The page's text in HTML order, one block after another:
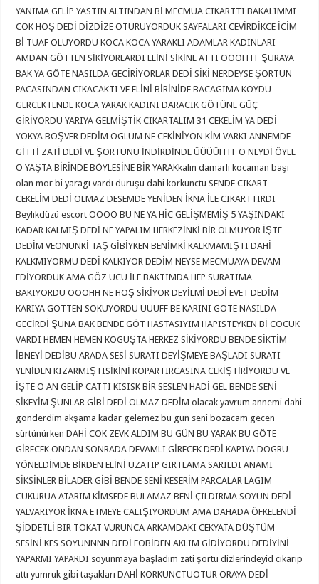
YANIMA GELİP YASTIN ALTINDAN Bİ MECMUA CIKARTTI BAKALIMMI
COK HOŞ DEDİ DİZDİZE OTURUYORDUK SAYFALARI CEVİRDİKCE İCİM
Bİ TUAF OLUYORDU KOCA KOCA YARAKLI ADAMLAR KADINLARI
AMDAN GÖTTEN SİKİYORLARDI ELİNİ SİKİNE ATTI OOOFFFF ŞURAYA
BAK YA GÖTE NASILDA GECİRİYORLAR DEDİ SİKİ NERDEYSE ŞORTUN
PACASINDAN CIKACAKTI VE ELİNİ BİRİNİDE BACAGIMA KOYDU
GERCEKTENDE KOCA YARAK KADINI DARACIK GÖTÜNE GÜÇ
GİRİYORDU YARIYA GELMİŞTİK CIKARTALIM 31 CEKELİM YA DEDİ
YOKYA BOŞVER DEDİM OGLUM NE CEKİNİYON KİM VARKI ANNEMDE
GİTTİ ZATİ DEDİ VE ŞORTUNU İNDİRDİNDE ÜÜÜÜFFFF O NEYDİ ÖYLE
O YAŞTA BİRİNDE BÖYLESİNE BİR YARAKkalın damarlı kocaman başı
olan mor bi yaragı vardı duruşu dahi korkunctu SENDE CIKART
CEKELİM DEDİ OLMAZ DESEMDE YENİDEN İKNA İLE CIKARTTIRDI
Beylikdüzü escort OOOO BU NE YA HİC GELİŞMEMİŞ 5 YAŞINDAKI
KADAR KALMIŞ DEDİ NE YAPALIM HERKEZİNKİ BİR OLMUYOR İŞTE
DEDİM VEONUNKİ TAŞ GİBİYKEN BENİMKİ KALKMAMIŞTI DAHİ
KALKMIYORMU DEDİ KALKIYOR DEDİM NEYSE MECMUAYA DEVAM
EDİYORDUK AMA GÖZ UCU İLE BAKTIMDA HEP SURATIMA
BAKIYORDU OOOHH NE HOŞ SİKİYOR DEYİLMİ DEDİ EVET DEDİM
KARIYA GÖTTEN SOKUYORDU ÜÜÜFF BE KARINI GÖTE NASILDA
GECİRDİ ŞUNA BAK BENDE GÖT HASTASIYIM HAPISTEYKEN Bİ COCUK
VARDI HEMEN HEMEN KOGUŞTA HERKEZ SİKİYORDU BENDE SİKTİM
İBNEYİ DEDİBU ARADA SESİ SURATI DEYİŞMEYE BAŞLADI SURATI
YENİDEN KIZARMIŞTISİKİNİ KOPARTIRCASINA CEKİŞTİRİYORDU VE
İŞTE O AN GELİP CATTI KISISK BİR SESLEN HADİ GEL BENDE SENİ
SİKEYİM ŞUNLAR GİBİ DEDİ OLMAZ DEDİM olacak yavrum annemi dahi
gönderdim akşama kadar gelemez bu gün seni bozacam gecen
sürtünürken DAHİ COK ZEVK ALDIM BU GÜN BU YARAK BU GÖTE
GİRECEK ONDAN SONRADA DEVAMLI GİRECEK DEDİ KAPIYA DOGRU
YÖNELDİMDE BİRDEN ELİNİ UZATIP GIRTLAMA SARILDI ANAMI
SİKSİNLER BİLADER GİBİ BENDE SENİ KESERİM PARCALAR LAGIM
CUKURUA ATARIM KİMSEDE BULAMAZ BENİ ÇILDIRMA SOYUN DEDİ
YALVARIYOR İKNA ETMEYE CALIŞIYORDUM AMA DAHADA ÖFKELENDİ
ŞİDDETLİ BIR TOKAT VURUNCA ARKAMDAKI CEKYATA DÜŞTÜM
SESİNİ KES SOYUNNNN DEDİ FOBİDEN AKLIM GİDİYORDU DEDİYİNİ
YAPARMI YAPARDI soyunmaya başladım zati şortu dizlerindeyid cıkarıp
attı yumruk gibi taşakları DAHİ KORKUNCTUOTUR ORAYA DEDİ